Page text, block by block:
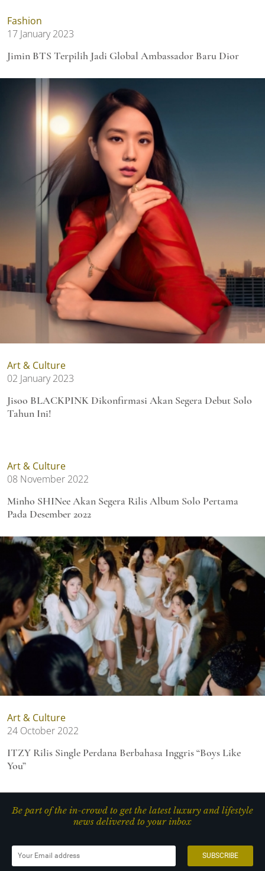
Fashion
17 January 2023
Jimin BTS Terpilih Jadi Global Ambassador Baru Dior
Art & Culture
02 January 2023
Jisoo BLACKPINK Dikonfirmasi Akan Segera Debut Solo
Tahun Ini!
Art & Culture
08 November 2022
Minho SHINee Akan Segera Rilis Album Solo Pertama
Pada Desember 2022
Art & Culture
24 October 2022
ITZY Rilis Single Perdana Berbahasa Inggris “Boys Like
You”
Be part of the in-crowd to get the latest luxury and lifestyle
news delivered to your inbox